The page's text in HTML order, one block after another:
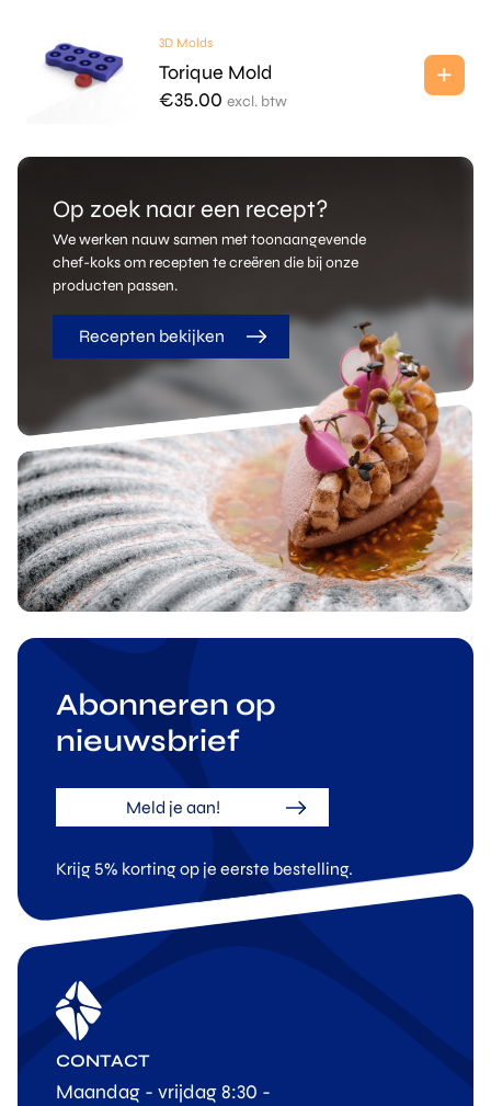
3D Molds
Torique Mold
€35.00 excl. btw
Op zoek naar een recept?
We werken nauw samen met toonaangevende
chef-koks om recepten te creëren die bij onze
producten passen.
Recepten bekijken
Abonneren op
nieuwsbrief
Meld je aan!
Krijg 5% korting op je eerste bestelling.
CONTACT
Maandag - vrijdag 8:30 -